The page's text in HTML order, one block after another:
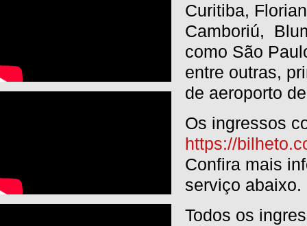
Curitiba,
Camboriú,
como São
entre outras,
de aeroporto
Os ingressos
https://
Confira mais
serviço abaixo.
Todos os